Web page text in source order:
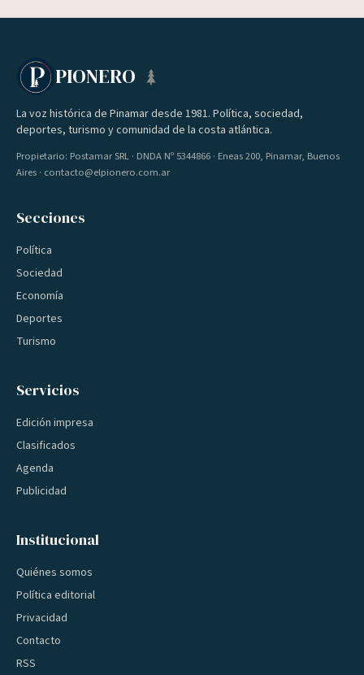
PIONERO
La voz histórica de Pinamar desde 1981. Política, sociedad,
deportes, turismo y comunidad de la costa atlántica.
Propietario: Postamar SRL · DNDA Nº 5344866 · Eneas 200, Pinamar, Buenos
Aires · contacto@elpionero.com.ar
Secciones
Política
Sociedad
Economía
Deportes
Turismo
Servicios
Edición impresa
Clasificados
Agenda
Publicidad
Institucional
Quiénes somos
Política editorial
Privacidad
Contacto
RSS